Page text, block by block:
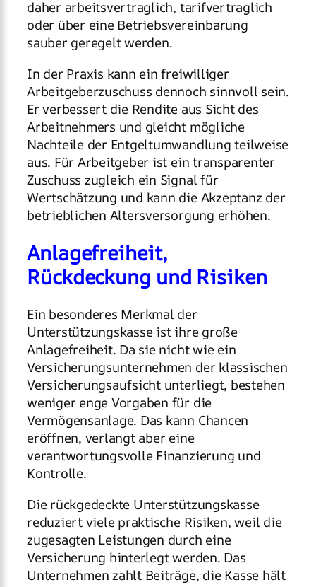
daher arbeitsvertraglich, tarifvertraglich
oder über eine Betriebsvereinbarung
sauber geregelt werden.
In der Praxis kann ein freiwilliger
Arbeitgeberzuschuss dennoch sinnvoll sein.
Er verbessert die Rendite aus Sicht des
Arbeitnehmers und gleicht mögliche
Nachteile der Entgeltumwandlung teilweise
aus. Für Arbeitgeber ist ein transparenter
Zuschuss zugleich ein Signal für
Wertschätzung und kann die Akzeptanz der
betrieblichen Altersversorgung erhöhen.
Anlagefreiheit,
Rückdeckung und Risiken
Ein besonderes Merkmal der
Unterstützungskasse ist ihre große
Anlagefreiheit. Da sie nicht wie ein
Versicherungsunternehmen der klassischen
Versicherungsaufsicht unterliegt, bestehen
weniger enge Vorgaben für die
Vermögensanlage. Das kann Chancen
eröffnen, verlangt aber eine
verantwortungsvolle Finanzierung und
Kontrolle.
Die rückgedeckte Unterstützungskasse
reduziert viele praktische Risiken, weil die
zugesagten Leistungen durch eine
Versicherung hinterlegt werden. Das
Unternehmen zahlt Beiträge, die Kasse hält